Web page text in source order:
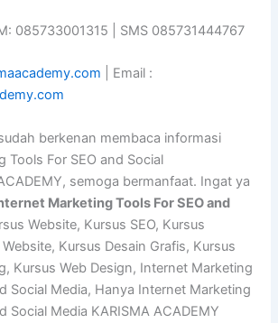
085733001315 | SMS 085731444767
| Email :
berkenan membaca informasi
Tools For SEO and Social
semoga bermanfaat. Ingat ya
Marketing Tools For SEO and
Website, Kursus SEO, Kursus
Kursus Desain Grafis, Kursus
Kursus Web Design, Internet Marketing
Social Media, Hanya Internet Marketing
Social Media KARISMA ACADEMY